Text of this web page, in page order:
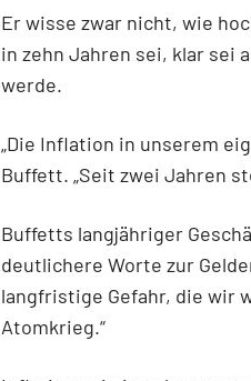
Er wisse zwar nicht, wie
in zehn Jahren sei, klar sei
werde.
„Die Inflation in unserem
Buffett. „Seit zwei Jahren
Buffetts langjähriger
deutlichere Worte zur
langfristige Gefahr, die wir
Atomkrieg.“